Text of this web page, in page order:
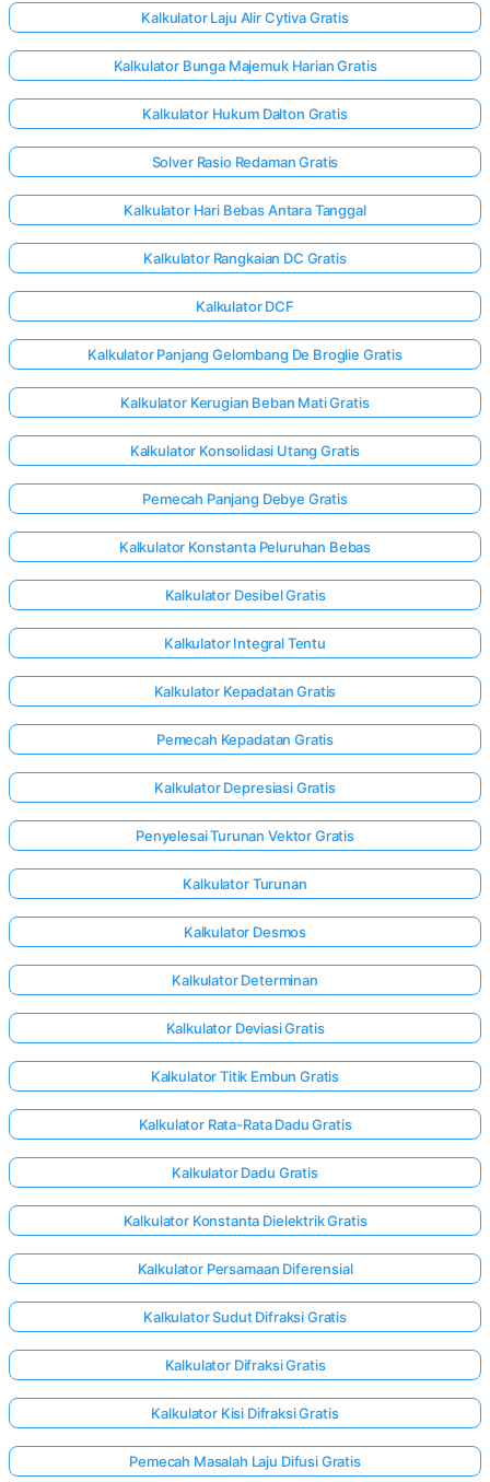
Masuk
di sini!
Kalkulator Laju Alir Cytiva Gratis
Kalkulator Bunga Majemuk Harian Gratis
Kalkulator Hukum Dalton Gratis
Solver Rasio Redaman Gratis
Kalkulator Hari Bebas Antara Tanggal
Kalkulator Rangkaian DC Gratis
Kalkulator DCF
Kalkulator Panjang Gelombang De Broglie Gratis
Kalkulator Kerugian Beban Mati Gratis
Kalkulator Konsolidasi Utang Gratis
Pemecah Panjang Debye Gratis
Kalkulator Konstanta Peluruhan Bebas
Kalkulator Desibel Gratis
Kalkulator Integral Tentu
Kalkulator Kepadatan Gratis
Pemecah Kepadatan Gratis
Kalkulator Depresiasi Gratis
Penyelesai Turunan Vektor Gratis
Kalkulator Turunan
Kalkulator Desmos
Kalkulator Determinan
Kalkulator Deviasi Gratis
Kalkulator Titik Embun Gratis
Kalkulator Rata-Rata Dadu Gratis
Kalkulator Dadu Gratis
Kalkulator Konstanta Dielektrik Gratis
Kalkulator Persamaan Diferensial
Kalkulator Sudut Difraksi Gratis
Kalkulator Difraksi Gratis
Kalkulator Kisi Difraksi Gratis
Pemecah Masalah Laju Difusi Gratis